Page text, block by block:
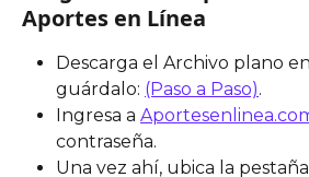
Aportes en Línea
Descarga el Archivo plano
guárdalo: (Paso a Paso).
Ingresa a
contraseña.
Una vez ahí, ubica la pestaña